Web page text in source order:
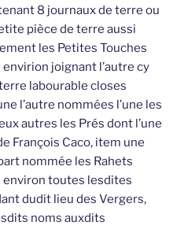
8 journaux de terre ou
pièce de terre aussi
les Petites Touches
joignant l’autre cy
labourable closes
l’autre nommées l’une les
autres les Prés dont l’une
François Caco, item une
nommée les Rahets
environ toutes lesdites
dudit lieu des Vergers,
noms auxdits